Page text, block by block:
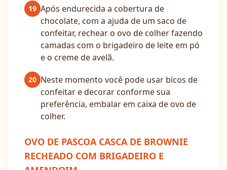
19 Após endurecida a cobertura de
chocolate, com a ajuda de um saco de
confeitar, rechear o ovo de colher fazendo
camadas com o brigadeiro de leite em pó
e o creme de avelã.
20 Neste momento você pode usar bicos de
confeitar e decorar conforme sua
preferência, embalar em caixa de ovo de
colher.
OVO DE PASCOA CASCA DE BROWNIE
RECHEADO COM BRIGADEIRO E